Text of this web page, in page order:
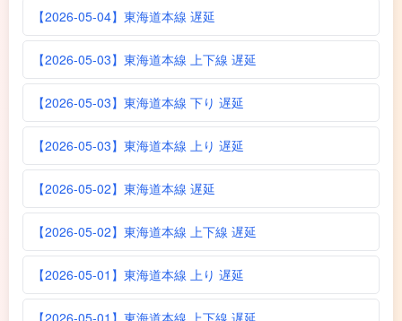
【2026-05-04】東海道本線 遅延
【2026-05-03】東海道本線 上下線 遅延
【2026-05-03】東海道本線 下り 遅延
【2026-05-03】東海道本線 上り 遅延
【2026-05-02】東海道本線 遅延
【2026-05-02】東海道本線 上下線 遅延
【2026-05-01】東海道本線 上り 遅延
【2026-05-01】東海道本線 上下線 遅延